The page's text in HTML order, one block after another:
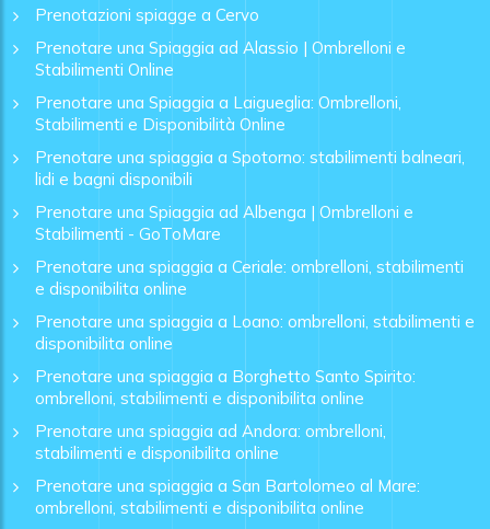
Prenotazioni spiagge a Cervo
Prenotare una Spiaggia ad Alassio | Ombrelloni e
Stabilimenti Online
Prenotare una Spiaggia a Laigueglia: Ombrelloni,
Stabilimenti e Disponibilità Online
Prenotare una spiaggia a Spotorno: stabilimenti balneari,
lidi e bagni disponibili
Prenotare una Spiaggia ad Albenga | Ombrelloni e
Stabilimenti - GoToMare
Prenotare una spiaggia a Ceriale: ombrelloni, stabilimenti
e disponibilita online
Prenotare una spiaggia a Loano: ombrelloni, stabilimenti e
disponibilita online
Prenotare una spiaggia a Borghetto Santo Spirito:
ombrelloni, stabilimenti e disponibilita online
Prenotare una spiaggia ad Andora: ombrelloni,
stabilimenti e disponibilita online
Prenotare una spiaggia a San Bartolomeo al Mare:
ombrelloni, stabilimenti e disponibilita online